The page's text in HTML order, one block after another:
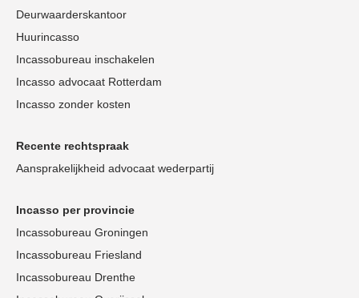
Deurwaarderskantoor
Huurincasso
Incassobureau inschakelen
Incasso advocaat Rotterdam
Incasso zonder kosten
Recente rechtspraak
Aansprakelijkheid advocaat wederpartij
Incasso per provincie
Incassobureau Groningen
Incassobureau Friesland
Incassobureau Drenthe